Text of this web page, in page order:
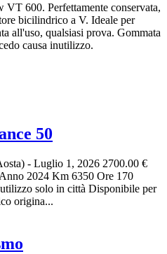
VT 600. Perfettamente conservata,
bicilindrico a V. Ideale per
all'uso, qualsiasi prova. Gommata
causa inutilizzo.
50
- Luglio 1, 2026 2700.00 €
2024 Km 6350 Ore 170
solo in città Disponibile per
origina...